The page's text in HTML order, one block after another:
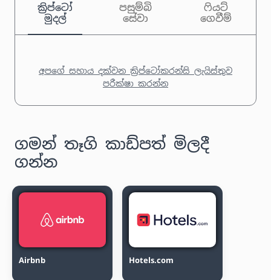
ක්‍රිප්ටෝ
මුදල්
පසුම්බි
සේවා
ෆියට්
ගෙවීම්
අපගේ සහාය දක්වන ක්‍රිප්ටෝකරන්සි ලැයිස්තුව
පරීක්ෂා කරන්න
ගමන් තෑගි කාඩ්පත් මිලදී
ගන්න
Airbnb Hotels.com